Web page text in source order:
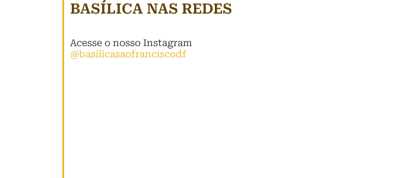
BASÍLICA NAS REDES
Acesse o nosso Instagram
@basilicasaofranciscodf